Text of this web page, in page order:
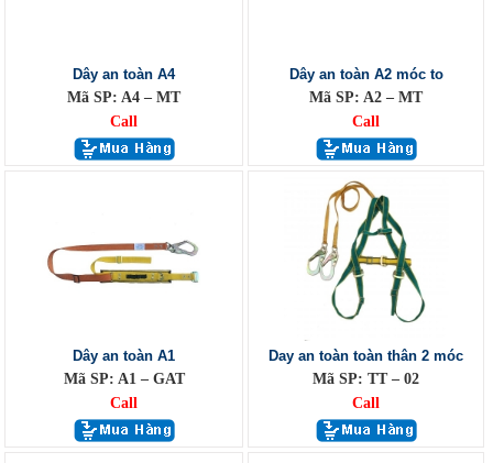
Dây an toàn A4
Mã SP: A4 – MT
Call
Dây an toàn A2 móc to
Mã SP: A2 – MT
Call
Dây an toàn A1
Mã SP: A1 – GAT
Call
Day an toàn toàn thân 2 móc
Mã SP: TT – 02
Call